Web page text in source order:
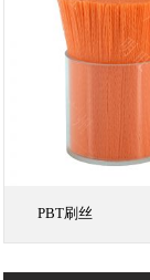
PBT刷丝